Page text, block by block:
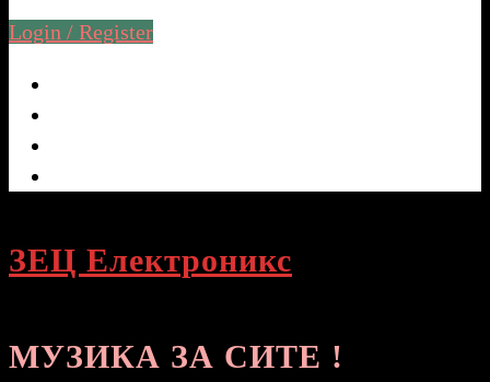
Login / Register
ЗЕЦ Електроникс
МУЗИКА ЗА СИТЕ !